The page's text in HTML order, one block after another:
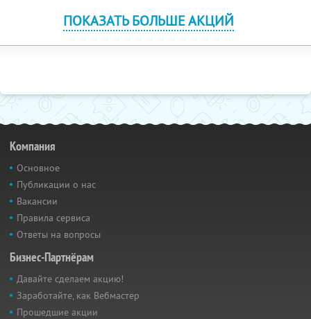
ПОКАЗАТЬ БОЛЬШЕ АКЦИЙ
Компания
Основное
Публикации о нас
Вакансии
Правила сервиса
Ответы на вопросы
Бизнес-Партнёрам
Давайте сделаем акцию!
Заработайте, как Вебмастер
Прошедшие акции